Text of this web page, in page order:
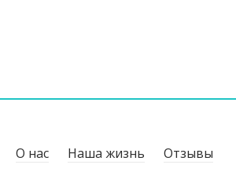
О нас Наша жизнь
Отзывы